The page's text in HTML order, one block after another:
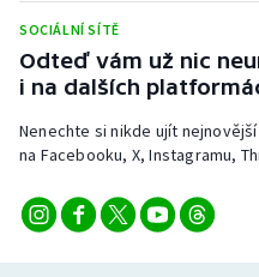
SOCIÁLNÍ SÍTĚ
Odteď vám už nic
i na dalších
Nenechte si nikde ujít
na Facebooku, X, Instagramu,